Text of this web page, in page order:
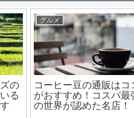
副業
ポイントサイトで副業初
心者でも出来るやり方を
解説します！